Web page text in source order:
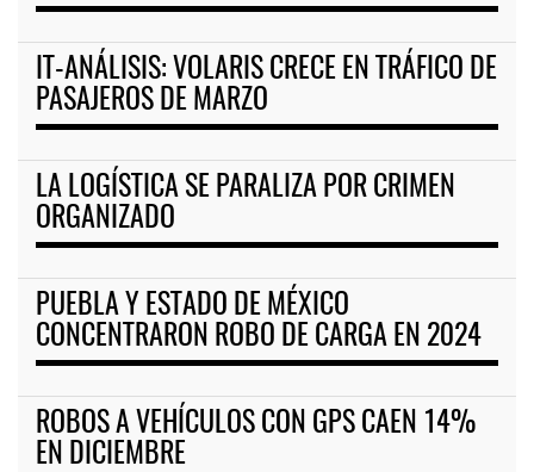
IT-ANÁLISIS: VOLARIS CRECE EN TRÁFICO DE
PASAJEROS DE MARZO
LA LOGÍSTICA SE PARALIZA POR CRIMEN
ORGANIZADO
PUEBLA Y ESTADO DE MÉXICO
CONCENTRARON ROBO DE CARGA EN 2024
ROBOS A VEHÍCULOS CON GPS CAEN 14%
EN DICIEMBRE